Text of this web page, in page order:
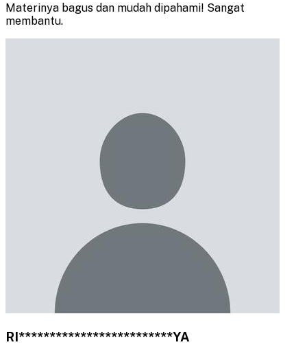
Materinya bagus dan mudah dipahami! Sangat
membantu.
RI*************************YA